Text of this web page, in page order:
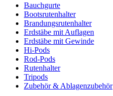
Bauchgurte
Bootsrutenhalter
Brandungsrutenhalter
Erdstäbe mit Auflagen
Erdstäbe mit Gewinde
Hi-Pods
Rod-Pods
Rutenhalter
Tripods
Zubehör & Ablagenzubehör